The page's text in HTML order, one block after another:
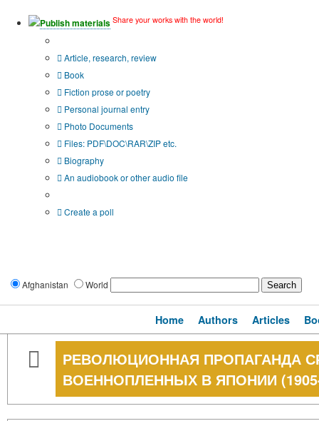
Publish materials Share your works with the world!
Article, research, review
Book
Fiction prose or poetry
Personal journal entry
Photo Documents
Files: PDF\DOC\RAR\ZIP etc.
Biography
An audiobook or other audio file
Create a poll
Afghanistan World
Home Authors Articles
РЕВОЛЮЦИОННАЯ ПРОПАГАНДА
ВОЕННОПЛЕННЫХ В ЯПОНИИ (1905-